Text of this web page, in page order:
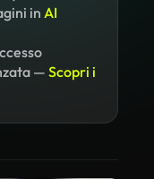
inAI
— Scopri i